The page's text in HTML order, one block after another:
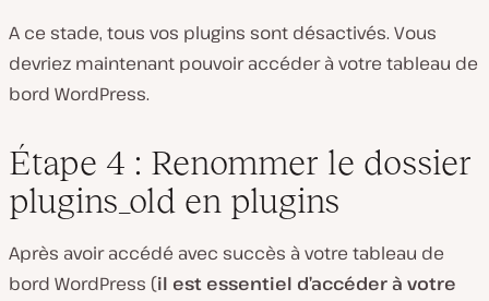
A ce stade, tous vos plugins sont désactivés. Vous
devriez maintenant pouvoir accéder à votre tableau de
bord WordPress.
Étape 4 : Renommer le dossier
plugins_old en plugins
Après avoir accédé avec succès à votre tableau de
bord WordPress (il est essentiel d’accéder à votre